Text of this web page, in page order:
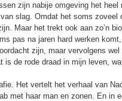
zijn nabije omgeving het
slag. Omdat het soms
Maar het trekt ook aan zo’n
pas na jaren hard werken komt,
zijn, maar vervolgens wel
is de rode draad in mijn leven,
Het vertelt het verhaal van
met haar man en zonen. En in